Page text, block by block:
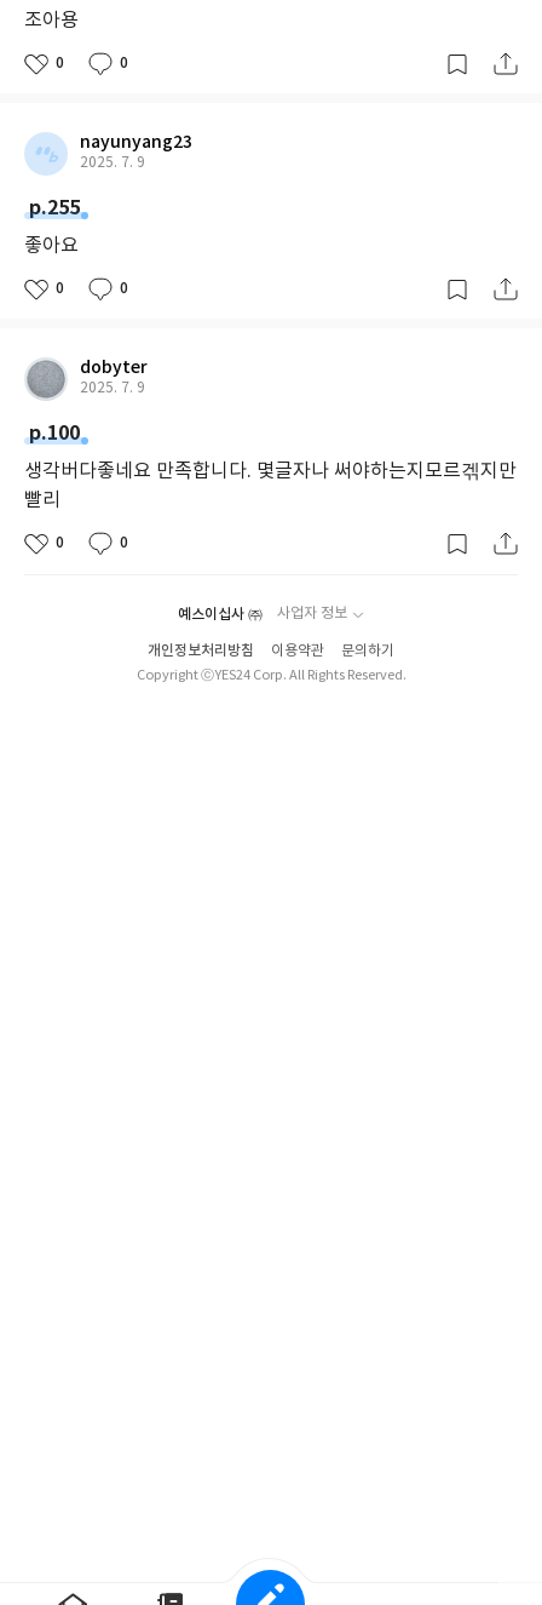
조아용
0 0
nayunyang23
2025. 7. 9
p.255
좋아요
0 0
dobyter
2025. 7. 9
p.100
생각버다좋네요 만족합니다. 몇글자나 써야하는지모르겎지만
빨리
0 0
예스이십사 ㈜ 사업자 정보
개인정보처리방침 이용약관
문의하기
Copyright ⓒYES24 Corp. All Rights Reserved.